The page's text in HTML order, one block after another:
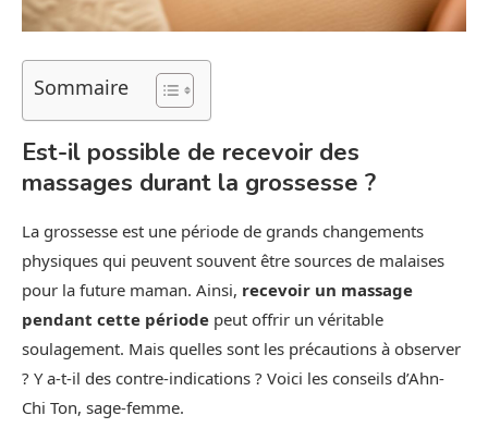
Sommaire
Est-il possible de recevoir des
massages durant la grossesse ?
La grossesse est une période de grands changements
physiques qui peuvent souvent être sources de malaises
pour la future maman. Ainsi, recevoir un massage
pendant cette période peut offrir un véritable
soulagement. Mais quelles sont les précautions à observer
? Y a-t-il des contre-indications ? Voici les conseils d’Ahn-
Chi Ton, sage-femme.